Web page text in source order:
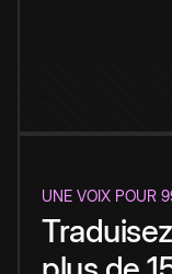
UNE VOIX POUR